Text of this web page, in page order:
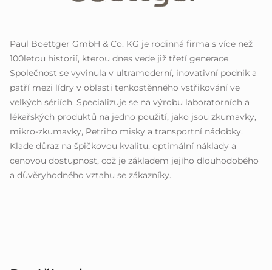
Paul Boettger GmbH & Co. KG je rodinná firma s více než
100letou historií, kterou dnes vede již třetí generace.
Společnost se vyvinula v ultramoderní, inovativní podnik a
patří mezi lídry v oblasti tenkostěnného vstřikování ve
velkých sériích. Specializuje se na výrobu laboratorních a
lékařských produktů na jedno použití, jako jsou zkumavky,
mikro-zkumavky, Petriho misky a transportní nádobky.
Klade důraz na špičkovou kvalitu, optimální náklady a
cenovou dostupnost, což je základem jejího dlouhodobého
a důvěryhodného vztahu se zákazníky.